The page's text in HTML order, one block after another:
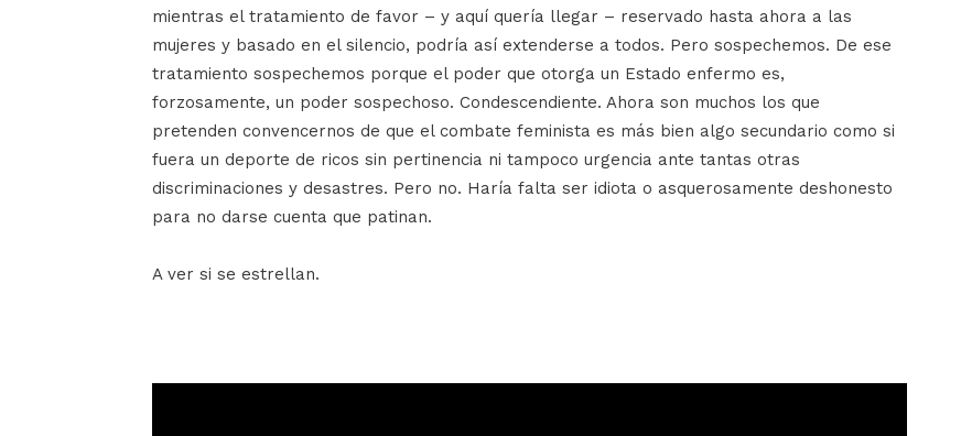
mientras el tratamiento de favor – y aquí quería llegar – reservado hasta ahora a las
mujeres y basado en el silencio, podría así extenderse a todos. Pero sospechemos. De ese
tratamiento sospechemos porque el poder que otorga un Estado enfermo es,
forzosamente, un poder sospechoso. Condescendiente. Ahora son muchos los que
pretenden convencernos de que el combate feminista es más bien algo secundario como si
fuera un deporte de ricos sin pertinencia ni tampoco urgencia ante tantas otras
discriminaciones y desastres. Pero no. Haría falta ser idiota o asquerosamente deshonesto
para no darse cuenta que patinan.
A ver si se estrellan.